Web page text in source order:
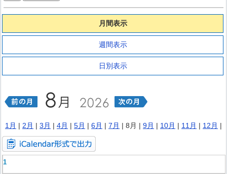
月間表示
週間表示
日別表示
1月 | 2月 | 3月 | 4月 | 5月 | 6月 | 7月 | 8月 | 9月 | 10月 | 11月 | 12月 |
1